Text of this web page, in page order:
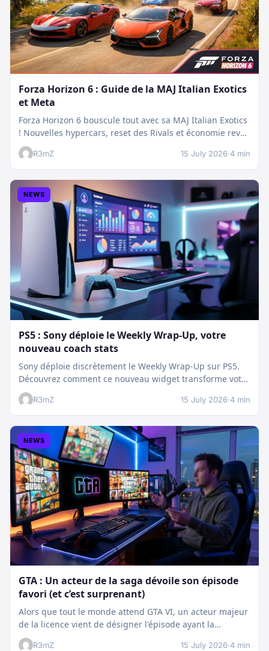
Forza Horizon 6 : Guide de la MAJ Italian Exotics
et Meta
Forza Horizon 6 bouscule tout avec sa MAJ Italian Exotics
! Nouvelles hypercars, reset des Rivals et économie revue
:…
R3mZ 15 July 2026·4 min
NEWS
PS5 : Sony déploie le Weekly Wrap-Up, votre
nouveau coach stats
Sony déploie discrètement le Weekly Wrap-Up sur PS5.
Découvrez comment ce nouveau widget transforme votre
dashboard et booste votre suivi…
R3mZ 15 July 2026·4 min
NEWS
GTA : Un acteur de la saga dévoile son épisode
favori (et c’est surprenant)
Alors que tout le monde attend GTA VI, un acteur majeur
de la licence vient de désigner l'épisode ayant la…
R3mZ 15 July 2026·4 min